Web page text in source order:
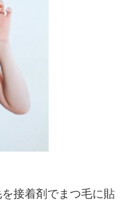
接着剤でまつ毛に貼